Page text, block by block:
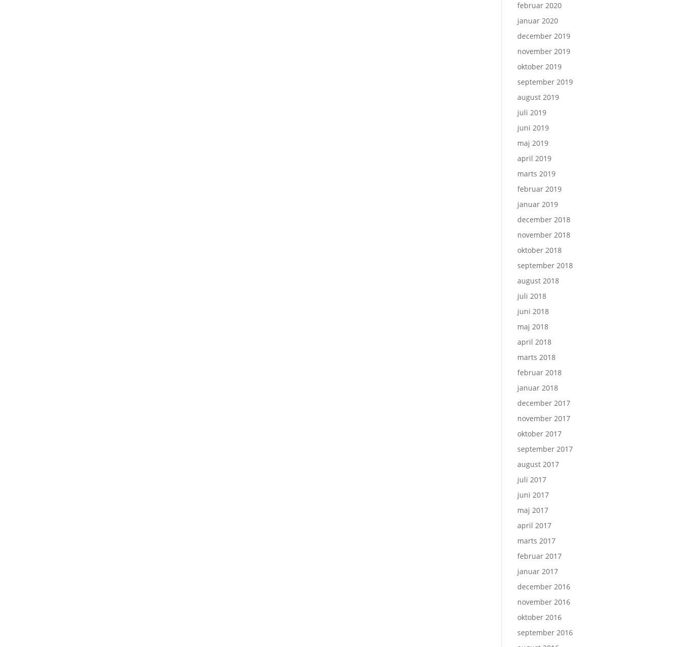
februar 2020
januar 2020
december 2019
november 2019
oktober 2019
september 2019
august 2019
juli 2019
juni 2019
maj 2019
april 2019
marts 2019
februar 2019
januar 2019
december 2018
november 2018
oktober 2018
september 2018
august 2018
juli 2018
juni 2018
maj 2018
april 2018
marts 2018
februar 2018
januar 2018
december 2017
november 2017
oktober 2017
september 2017
august 2017
juli 2017
juni 2017
maj 2017
april 2017
marts 2017
februar 2017
januar 2017
december 2016
november 2016
oktober 2016
september 2016